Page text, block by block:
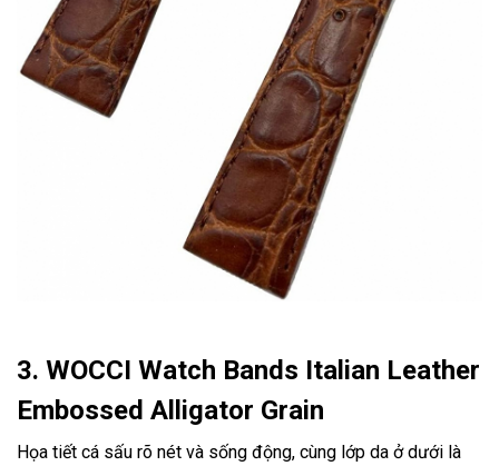
3. WOCCI Watch Bands Italian Leather
Embossed Alligator Grain
Họa tiết cá sấu rõ nét và sống động, cùng lớp da ở dưới là